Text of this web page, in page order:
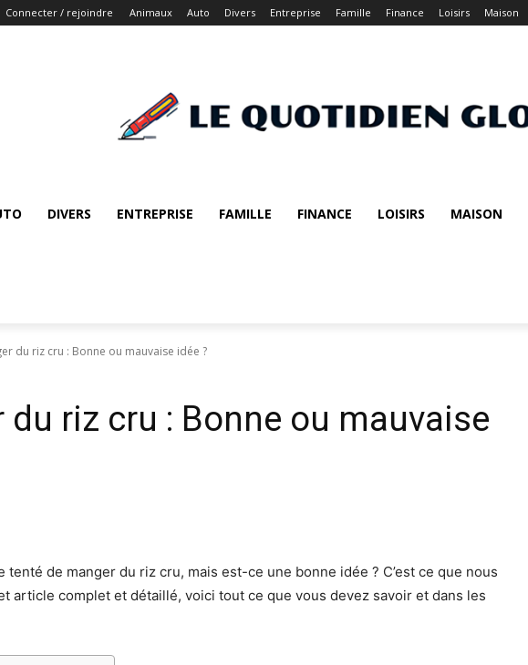
Connecter / rejoindre Animaux Auto Divers Entreprise Famille Finance Loisirs Maison
DIVERS ENTREPRISE FAMILLE FINANCE LOISIRS MAISON
du riz cru : Bonne ou mauvaise idée ?
du riz cru : Bonne ou mauvaise
tenté de manger du riz cru, mais est-ce une bonne idée ? C’est ce que nous
article complet et détaillé, voici tout ce que vous devez savoir et dans les